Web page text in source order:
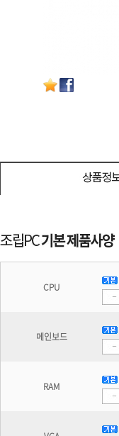
CPU
메인보드
RAM